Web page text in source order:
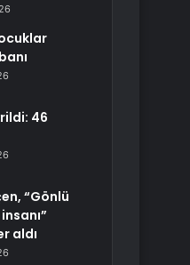
46
“Gönlü
aldı